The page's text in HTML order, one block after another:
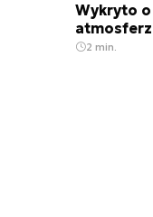
Wykryto
2 min.